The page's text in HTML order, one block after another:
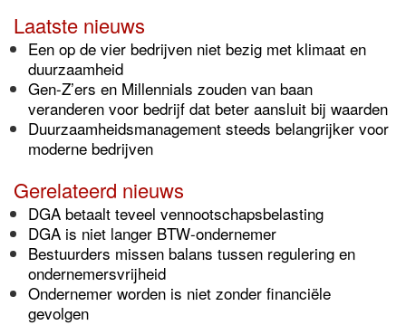
Laatste nieuws
Een op de vier bedrijven niet bezig met klimaat en
duurzaamheid
Gen-Z’ers en Millennials zouden van baan
veranderen voor bedrijf dat beter aansluit bij waarden
Duurzaamheidsmanagement steeds belangrijker voor
moderne bedrijven
Gerelateerd nieuws
DGA betaalt teveel vennootschapsbelasting
DGA is niet langer BTW-ondernemer
Bestuurders missen balans tussen regulering en
ondernemersvrijheid
Ondernemer worden is niet zonder financiële
gevolgen